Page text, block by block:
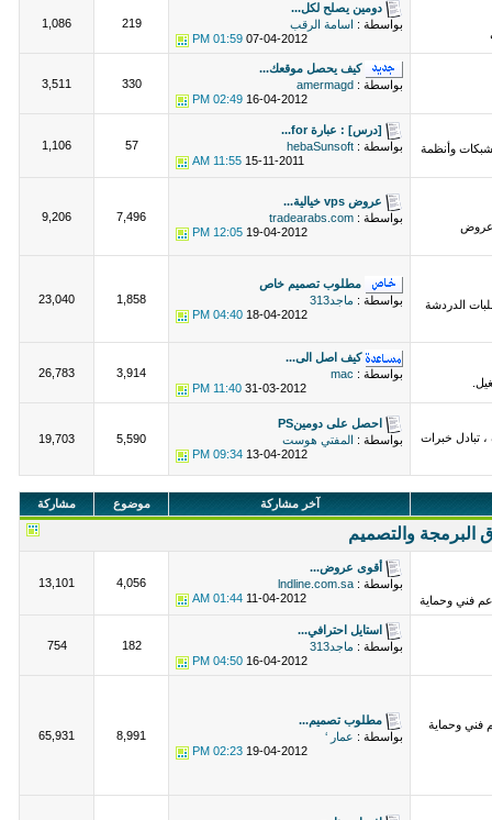
دومين يصلح لكل...
بواسطة : اسامة الرقب
07-04-2012
01:59 PM
219
1,086
كيف يحصل موقعك...
بواسطة : amermagd
16-04-2012
02:49 PM
330
3,511
وأنظمة
[درس] : عبارة for...
بواسطة : hebaSunsoft
15-11-2011
11:55 AM
57
1,106
عروض
عروض vps خيالية...
بواسطة : tradearabs.com
19-04-2012
12:05 PM
7,496
9,206
الدردشة
مطلوب تصميم خاص
بواسطة : ماجد313
18-04-2012
04:40 PM
1,858
23,040
كيف اصل الى...
بواسطة : mac
31-03-2012
11:40 PM
3,914
26,783
تبادل خبرات
احصل على دومينPS
بواسطة :
المفتي هوست
13-04-2012
09:34 PM
5,590
19,703
آخر مشاركة موضوع مشاركة
البرمجة والتصميم
فني وحماية
أقوى عروض...
بواسطة : lndline.com.sa
11-04-2012
01:44 AM
4,056
13,101
استايل احترافي...
بواسطة : ماجد313
16-04-2012
04:50 PM
182
754
فني وحماية
مطلوب تصميم...
بواسطة : عمار ‘
19-04-2012
02:23 PM
8,991
65,931